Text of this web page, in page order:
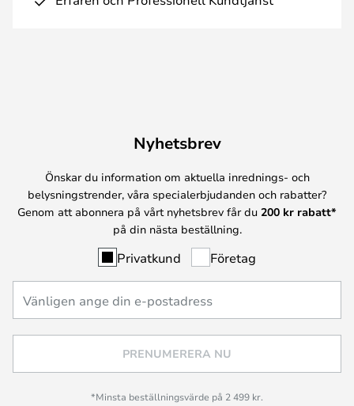
Nyhetsbrev
Önskar du information om aktuella inrednings- och
belysningstrender, våra specialerbjudanden och rabatter?
Genom att abonnera på vårt nyhetsbrev får du 200 kr rabatt*
på din nästa beställning.
Privatkund Företag
PRENUMERERA NU
*Minsta beställningsvärde på 2 499 kr.